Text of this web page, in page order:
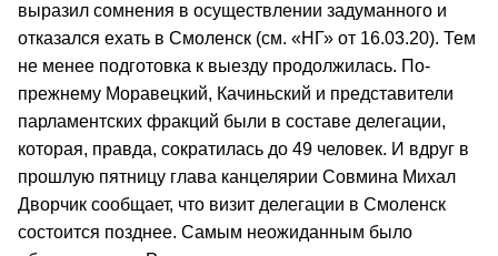
выразил сомнения в осуществлении задуманного и
отказался ехать в Смоленск (см. «НГ» от 16.03.20). Тем
не менее подготовка к выезду продолжилась. По-
прежнему Моравецкий, Качиньский и представители
парламентских фракций были в составе делегации,
которая, правда, сократилась до 49 человек. И вдруг в
прошлую пятницу глава канцелярии Совмина Михал
Дворчик сообщает, что визит делегации в Смоленск
состоится позднее. Самым неожиданным было